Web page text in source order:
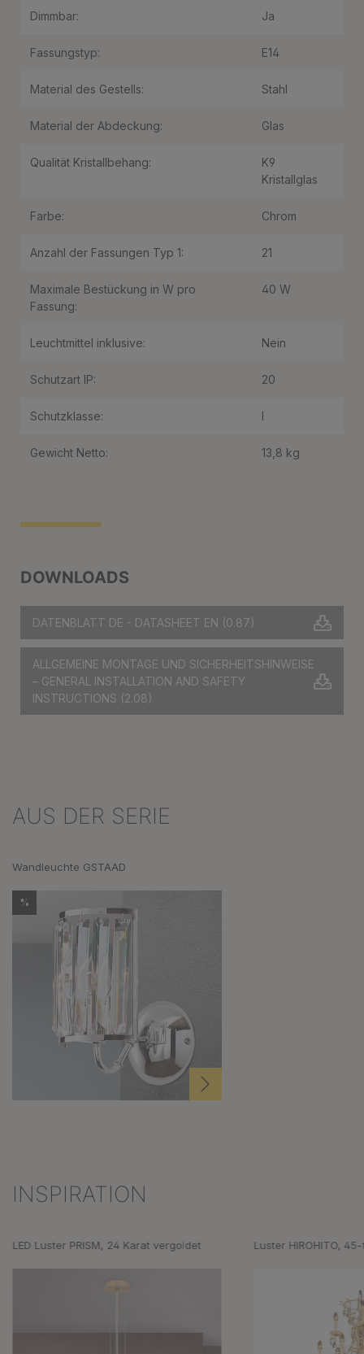
DOWNLOADS
DATENBLATT DE - DATASHEET EN (0.87)
ALLGEMEINE MONTAGE UND SICHERHEITSHINWEISE
– GENERAL INSTALLATION AND SAFETY
INSTRUCTIONS (2.08)
Dimmbar: Ja
Fassungstyp: E14
Material des Gestells: Stahl
Material der Abdeckung: Glas
Qualität Kristallbehang:
K9
Kristallglas
Farbe: Chrom
Anzahl der Fassungen Typ 1: 21
Maximale Bestückung in W pro
Fassung:
40 W
Leuchtmittel inklusive: Nein
Schutzart IP: 20
Schutzklasse: I
Gewicht Netto: 13,8 kg
Produktgalerie überspringen
AUS DER SERIE
Wandleuchte GSTAAD
%
Produktgalerie überspringen
INSPIRATION
LED Luster PRISM, 24 Karat vergoldet Luster HIROHITO,